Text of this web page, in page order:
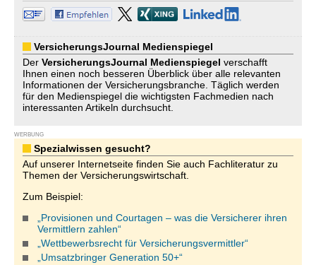
VersicherungsJournal Medienspiegel
Der VersicherungsJournal Medienspiegel verschafft
Ihnen einen noch besseren Überblick über alle relevanten
Informationen der Versicherungsbranche. Täglich werden
für den Medienspiegel die wichtigsten Fachmedien nach
interessanten Artikeln durchsucht.
WERBUNG
Spezialwissen gesucht?
Auf unserer Internetseite finden Sie auch Fachliteratur zu
Themen der Versicherungswirtschaft.
Zum Beispiel:
„Provisionen und Courtagen – was die Versicherer ihren
Vermittlern zahlen“
„Wettbewerbsrecht für Versicherungsvermittler“
„Umsatzbringer Generation 50+“